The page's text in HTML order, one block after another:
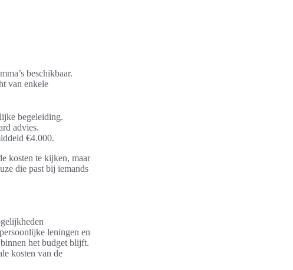
beschikbaar.
van enkele
begeleiding.
advies.
€4.000.
kosten te kijken, maar
die past bij iemands
leningen en
het budget blijft.
kosten van de